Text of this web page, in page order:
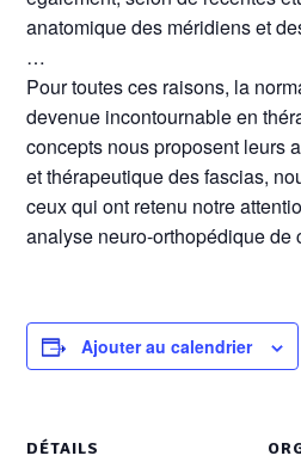
anatomique des méridiens et
…
Pour toutes ces raisons, la
devenue incontournable en
concepts nous proposent leurs
et thérapeutique des fascias,
ceux qui ont retenu notre
analyse neuro-orthopédique de
Ajouter au calendrier
DÉTAILS